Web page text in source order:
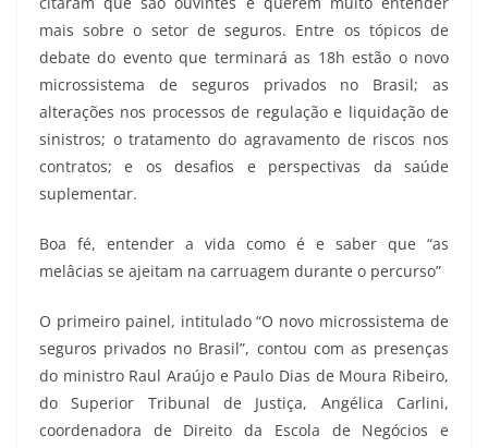
mais sobre o setor de seguros. Entre os tópicos de
debate do evento que terminará as 18h estão o novo
microssistema de seguros privados no Brasil; as
alterações nos processos de regulação e liquidação de
sinistros; o tratamento do agravamento de riscos nos
contratos; e os desafios e perspectivas da saúde
suplementar.
Boa fé, entender a vida como é e saber que “as
melâcias se ajeitam na carruagem durante o percurso”
O primeiro painel, intitulado “O novo microssistema de
seguros privados no Brasil”, contou com as presenças
do ministro Raul Araújo e Paulo Dias de Moura Ribeiro,
do Superior Tribunal de Justiça, Angélica Carlini,
coordenadora de Direito da Escola de Negócios e